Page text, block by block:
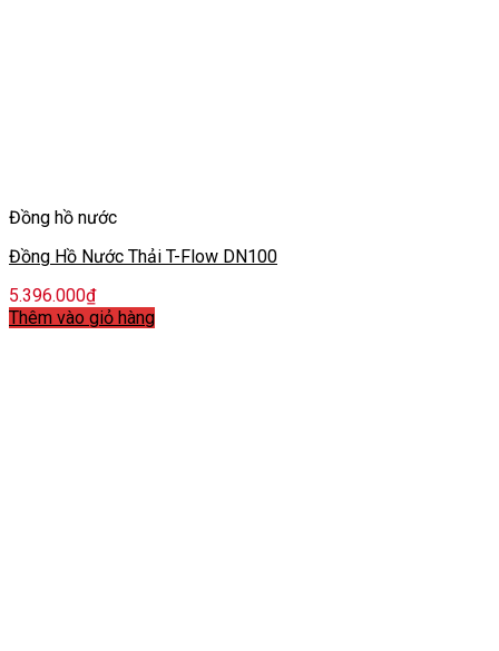
Đồng hồ nước
Đồng Hồ Nước Thải T-Flow DN100
5.396.000₫
Thêm vào giỏ hàng